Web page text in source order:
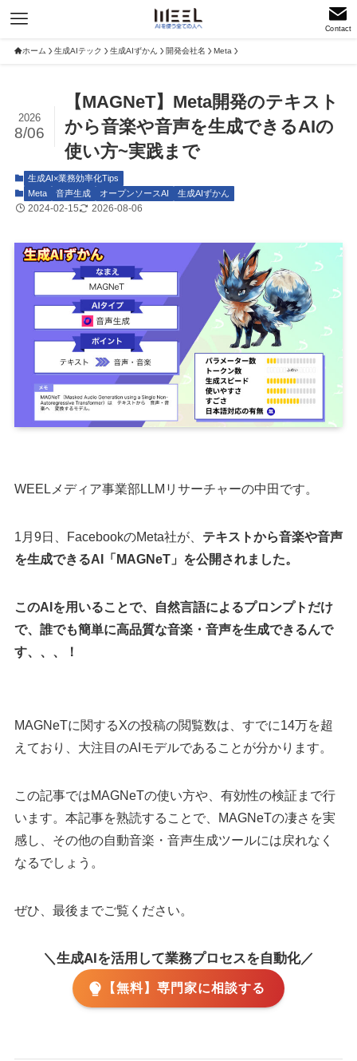
Contact
ホーム 生成AIテック 生成AIずかん 開発会社名 Meta
【MAGNeT】Meta開発のテキスト
から音楽や音声を生成できるAIの
使い方~実践まで
2026
8/06
生成AI×業務効率化Tips
Meta
音声生成 オープンソースAI 生成AIずかん
2024-02-15 2026-08-06
WEELメディア事業部LLMリサーチャーの中田です。
1月9日、FacebookのMeta社が、 テキストから音楽や音声
を生成できるAI「MAGNeT」を公開されました。
このAIを用いることで、自然言語によるプロンプトだけ
で、誰でも簡単に高品質な音楽・音声を生成できるんで
す、、、！
MAGNeTに関するXの投稿の閲覧数は、すでに14万を超
えており、大注目のAIモデルであることが分かります。
この記事ではMAGNeTの使い方や、有効性の検証まで行
います。本記事を熟読することで、MAGNeTの凄さを実
感し、その他の自動音楽・音声生成ツールには戻れなく
なるでしょう。
ぜひ、最後までご覧ください。
＼生成AIを活用して業務プロセスを自動化／
【無料】専門家に相談する